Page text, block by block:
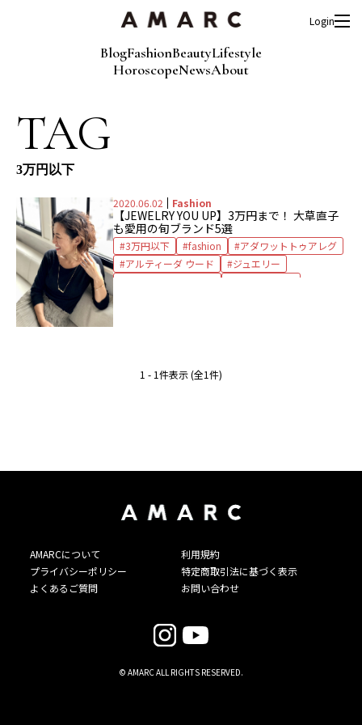
BlogFashionBeautyLifestyle
HoroscopeNewsAbout
Login
TAG
3万円以下
2020.06.02 Fashion
【JEWELRY YOU UP】3万円まで！ 大草直子
も愛用の旬ブランド5選
3万円以下 fashion
アダワットトゥアレグ
アルティーダ ウード
ジュエリー
1 - 1件表示 (全1件)
AMARCについて
利用規約
プライバシーポリシー
特定商取引法に基づく表示
よくあるご質問
お問い合わせ
© AMARC ALL RIGHTS RESERVED.